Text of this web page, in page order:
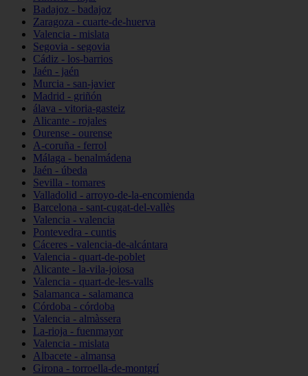
Badajoz - badajoz
Zaragoza - cuarte-de-huerva
Valencia - mislata
Segovia - segovia
Cádiz - los-barrios
Jaén - jaén
Murcia - san-javier
Madrid - griñón
álava - vitoria-gasteiz
Alicante - rojales
Ourense - ourense
A-coruña - ferrol
Málaga - benalmádena
Jaén - úbeda
Sevilla - tomares
Valladolid - arroyo-de-la-encomienda
Barcelona - sant-cugat-del-vallès
Valencia - valencia
Pontevedra - cuntis
Cáceres - valencia-de-alcántara
Valencia - quart-de-poblet
Alicante - la-vila-joiosa
Valencia - quart-de-les-valls
Salamanca - salamanca
Córdoba - córdoba
Valencia - almàssera
La-rioja - fuenmayor
Valencia - mislata
Albacete - almansa
Girona - torroella-de-montgrí